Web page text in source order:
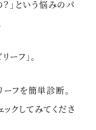
？」という悩みのパ
ーフ」。
フを簡単診断。
ックしてみてくださ